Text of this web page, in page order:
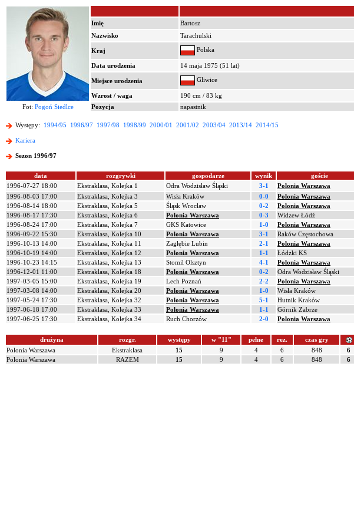
Imię
Bartosz
Nazwisko
Tarachulski
Kraj Polska
Data urodzenia 14 maja 1975 (51 lat)
Miejsce urodzenia Gliwice
Wzrost / waga
190 cm / 83 kg
Fot: Pogoń Siedlce Pozycja napastnik
Występy: 1994/95 1996/97 1997/98 1998/99 2000/01 2001/02 2003/04 2013/14 2014/15
Kariera
Sezon 1996/97
data rozgrywki gospodarze wynik goście
1996-07-27 18:00
Ekstraklasa, Kolejka 1 Odra Wodzisław Śląski 3-1 Polonia Warszawa
1996-08-03 17:00
Ekstraklasa, Kolejka 3 Wisła Kraków 0-0 Polonia Warszawa
1996-08-14 18:00
Ekstraklasa, Kolejka 5 Śląsk Wrocław 0-2 Polonia Warszawa
1996-08-17 17:30
Ekstraklasa, Kolejka 6 Polonia Warszawa 0-3 Widzew Łódź
1996-08-24 17:00
Ekstraklasa, Kolejka 7 GKS Katowice 1-0 Polonia Warszawa
1996-09-22 15:30
Ekstraklasa, Kolejka 10 Polonia Warszawa 3-1 Raków Częstochowa
1996-10-13 14:00
Ekstraklasa, Kolejka 11 Zagłębie Lubin 2-1 Polonia Warszawa
1996-10-19 14:00
Ekstraklasa, Kolejka 12 Polonia Warszawa 1-1 Łódzki KS
1996-10-23 14:15
Ekstraklasa, Kolejka 13 Stomil Olsztyn 4-1 Polonia Warszawa
1996-12-01 11:00
Ekstraklasa, Kolejka 18 Polonia Warszawa 0-2 Odra Wodzisław Śląski
1997-03-05 15:00
Ekstraklasa, Kolejka 19 Lech Poznań 2-2 Polonia Warszawa
1997-03-08 14:00
Ekstraklasa, Kolejka 20 Polonia Warszawa 1-0 Wisła Kraków
1997-05-24 17:30
Ekstraklasa, Kolejka 32 Polonia Warszawa 5-1 Hutnik Kraków
1997-06-18 17:00
Ekstraklasa, Kolejka 33 Polonia Warszawa 1-1 Górnik Zabrze
1997-06-25 17:30
Ekstraklasa, Kolejka 34 Ruch Chorzów 2-0 Polonia Warszawa
drużyna rozgr. występy w "11" pełne rez. czas gry
Polonia Warszawa
Ekstraklasa 15 9 4 6 848 6
Polonia Warszawa
RAZEM 15 9 4 6 848 6